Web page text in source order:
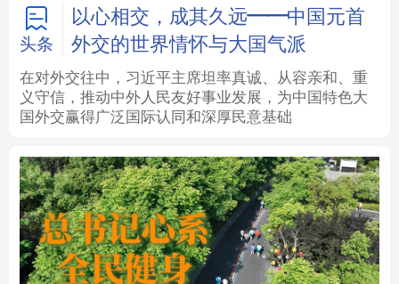
学术中国 乡村振兴 银龄 溯源中国
城市 旅游 能源
彩票 娱乐 时尚 悦读
文化产业
地方频道
头条
以心相交，成其久远——中国元首
外交的世界情怀与大国气派
在对外交往中，习近平主席坦率真诚、从容亲和、重
义守信，推动中外人民友好事业发展，为中国特色大
国外交赢得广泛国际认同和深厚民意基础